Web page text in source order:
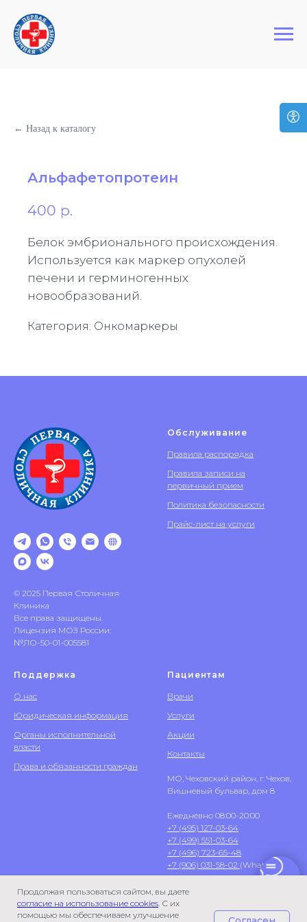
Первая Столичная Клиника
Продолжая пользоваться сайтом, вы даете
согласие на использование cookies. С их
помощью мы обеспечиваем улучшение
← Назад к каталогу
Альфафетопротеин
400 р.
Белок эмбрионального происхождения.
Используется как маркер опухолей
печени и герминогенных
новообразований.
Категория: Онкомаркеры
© 2025 Первая Столичная
Клиника
Все права защищены.
Лицензия МОЗ России:
№ЛО-50-01-005581
Обслуживание
Правила распорядка
Правила записи на
первичный прием
Политика безопасности
Прайс-лист на услуги
Поддержка
О нас
Юридическая информация
Органы исполнительной
власти
Права и обязанности граждан
Пациентам
Врачи
Услуги
Акции
Контакты
МО, Чеховский район, г. Чехов,
Вишневый бульвар, дом 8
Ежедневно 08:00-20:00
+7 (495) 127-03-64
+7 (499) 551-03-64
+7 (496) 723-65-48
+7 (906) 031-58-02 (WhatsApp)